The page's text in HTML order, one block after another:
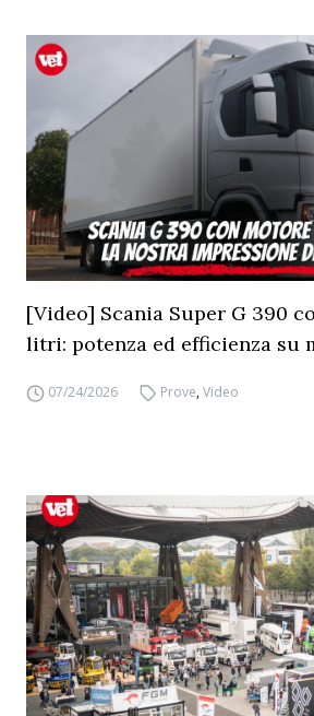
[Video] Scania Super G 390
litri: potenza ed efficienza su
07/24/2026 Prove,Video